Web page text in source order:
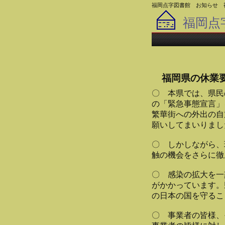
福岡点字図書館 お知らせ
福岡点
福岡県の休業
〇 本県では、県民
の「緊急事態宣言
繁華街への外出の
願いしてまいりま
〇 しかしながら、
触の機会をさらに
〇 感染の拡大を一
がかかっています
の日本の国を守る
〇 事業者の皆様、